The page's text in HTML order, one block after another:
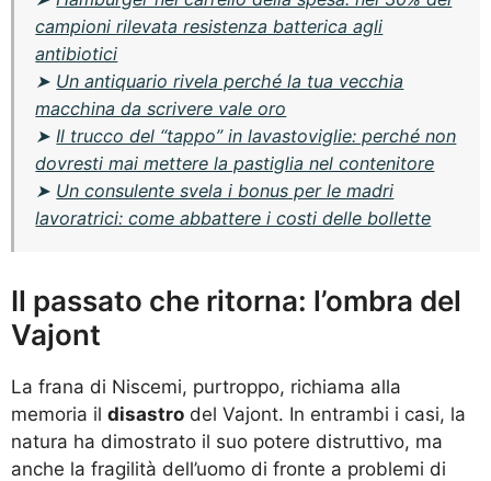
campioni rilevata resistenza batterica agli
antibiotici
➤ Un antiquario rivela perché la tua vecchia
macchina da scrivere vale oro
➤ Il trucco del “tappo” in lavastoviglie: perché non
dovresti mai mettere la pastiglia nel contenitore
➤ Un consulente svela i bonus per le madri
lavoratrici: come abbattere i costi delle bollette
Il passato che ritorna: l’ombra del
Vajont
La frana di Niscemi, purtroppo, richiama alla
memoria il disastro del Vajont. In entrambi i casi, la
natura ha dimostrato il suo potere distruttivo, ma
anche la fragilità dell’uomo di fronte a problemi di